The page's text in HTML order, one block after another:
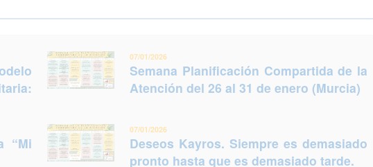
07/01/2026
Semana Planificación Compartida de la
Atención del 26 al 31 de enero (Murcia)
“Mi
07/01/2026
Deseos Kayros. Siempre es demasiado
pronto hasta que es demasiado tarde.